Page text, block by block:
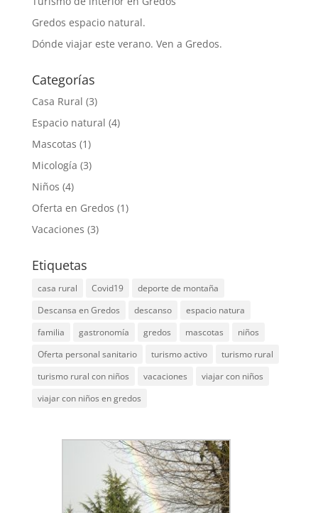
Gredos espacio natural.
Dónde viajar este verano. Ven a Gredos.
Categorías
Casa Rural (3)
Espacio natural (4)
Mascotas (1)
Micología (3)
Niños (4)
Oferta en Gredos (1)
Vacaciones (3)
Etiquetas
casa rural Covid19
deporte de montaña
Descansa en Gredos
descanso
espacio natura
familia
gastronomía gredos mascotas
niños
Oferta personal sanitario
turismo activo
turismo rural
turismo rural con niños
vacaciones
viajar con niños
viajar con niños en gredos